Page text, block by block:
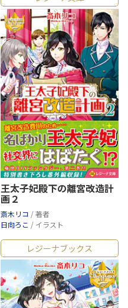
王太子妃殿下の離宮改造計
画２
斎木リコ / 著者
日向ろこ / イラスト
レジーナブックス